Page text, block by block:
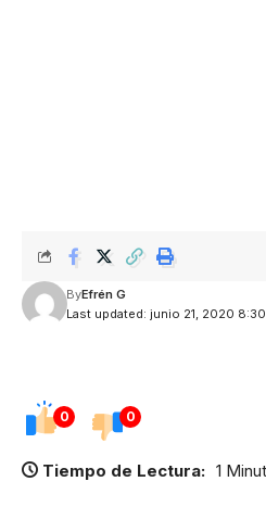
Last updated: junio 21, 2020 8:30
ByEfrén G
0 0
Tiempo de Lectura: 1